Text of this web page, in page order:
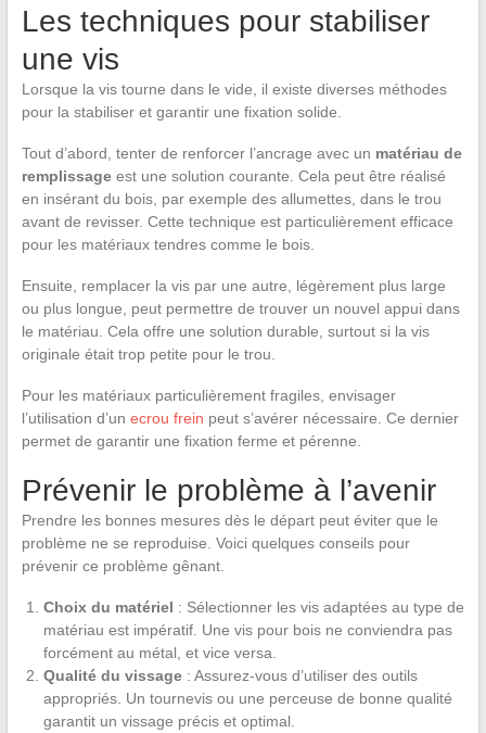
Les techniques pour stabiliser
une vis
Lorsque la vis tourne dans le vide, il existe diverses méthodes
pour la stabiliser et garantir une fixation solide.
Tout d’abord, tenter de renforcer l’ancrage avec un matériau de
remplissageest une solution courante. Cela peut être réalisé
en insérant du bois, par exemple des allumettes, dans le trou
avant de revisser. Cette technique est particulièrement efficace
pour les matériaux tendres comme le bois.
Ensuite, remplacer la vis par une autre, légèrement plus large
ou plus longue, peut permettre de trouver un nouvel appui dans
le matériau. Cela offre une solution durable, surtout si la vis
originale était trop petite pour le trou.
Pour les matériaux particulièrement fragiles, envisager
l’utilisation d’un ecrou frein peut s’avérer nécessaire. Ce dernier
permet de garantir une fixation ferme et pérenne.
Prévenir le problème à l’avenir
Prendre les bonnes mesures dès le départ peut éviter que le
problème ne se reproduise. Voici quelques conseils pour
prévenir ce problème gênant.
Choix du matériel : Sélectionner les vis adaptées au type de
matériau est impératif. Une vis pour bois ne conviendra pas
forcément au métal, et vice versa.
Qualité du vissage: Assurez-vous d’utiliser des outils
appropriés. Un tournevis ou une perceuse de bonne qualité
garantit un vissage précis et optimal.